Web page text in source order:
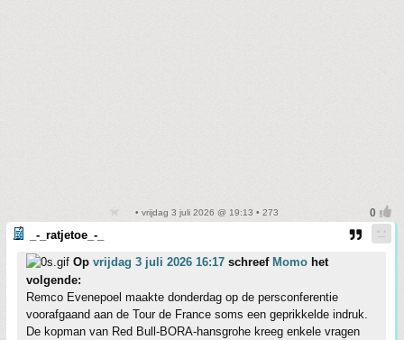
• vrijdag 3 juli 2026 @ 19:13 • 273
_-_ratjetoe_-_
Op vrijdag 3 juli 2026 16:17 schreef Momo het
volgende:
Remco Evenepoel maakte donderdag op de persconferentie
voorafgaand aan de Tour de France soms een geprikkelde indruk.
De kopman van Red Bull-BORA-hansgrohe kreeg enkele vragen